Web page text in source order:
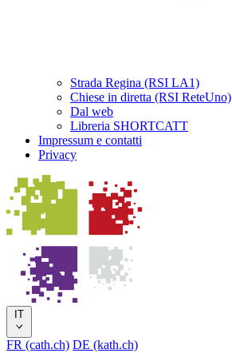
Strada Regina (RSI LA1)
Chiese in diretta (RSI ReteUno)
Dal web
Libreria SHORTCATT
Impressum e contatti
Privacy
IT
FR (cath.ch) DE (kath.ch)